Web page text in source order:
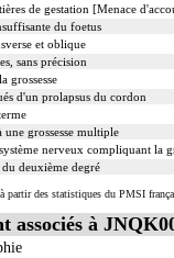
de gestation [Menace
du foetus
et oblique
sans précision
grossesse
d'un prolapsus du cordon
grossesse multiple
nerveux compliquant la
deuxième degré
partir des statistiques du PMSI
associés à